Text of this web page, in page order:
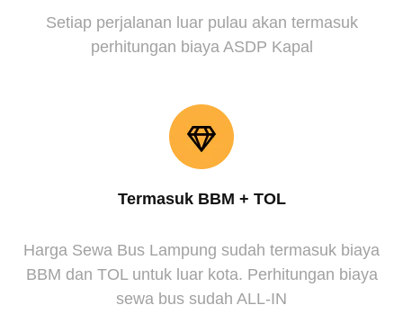
Setiap perjalanan luar pulau akan termasuk
perhitungan biaya ASDP Kapal
Termasuk BBM + TOL
Harga Sewa Bus Lampung sudah termasuk biaya
BBM dan TOL untuk luar kota. Perhitungan biaya
sewa bus sudah ALL-IN